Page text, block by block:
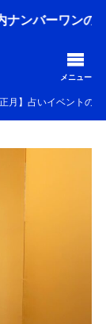
い学校です！
メニュー
月】占いイベントの